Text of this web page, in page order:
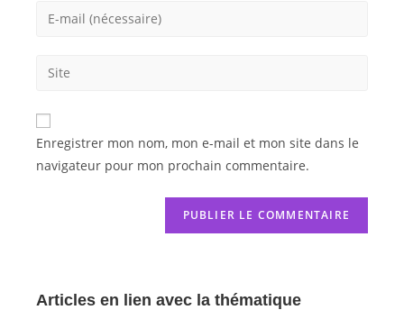
Enregistrer mon nom, mon e-mail et mon site dans le
navigateur pour mon prochain commentaire.
Articles en lien avec la thématique